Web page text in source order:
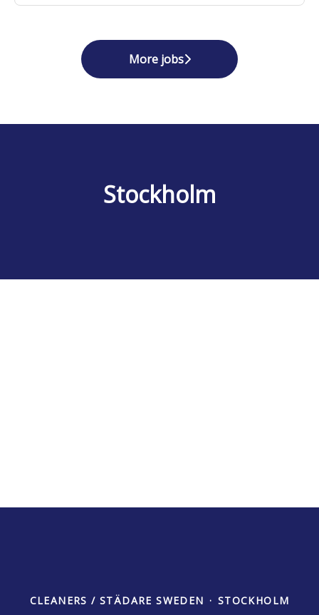
More jobs
Stockholm
CLEANERS / STÄDARE SWEDEN · STOCKHOLM